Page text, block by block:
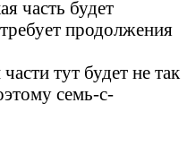
часть будет
продолжения
тут будет не так
семь-с-